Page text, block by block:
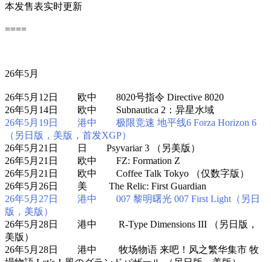
本发售表实时更新
====
26年5月
26年5月12日 欧中 8020号指令 Directive 8020
26年5月14日 欧中 Subnautica 2：异星水域
26年5月19日 港中 极限竞速 地平线6 Forza Horizon 6
（另日版，美版，首发XGP）
26年5月21日 日 Psyvariar 3 （另美版）
26年5月21日 欧中 FZ: Formation Z
26年5月21日 欧中 Coffee Talk Tokyo （仅数字版）
26年5月26日 美 The Relic: First Guardian
26年5月27日 港中 007 黎明曙光 007 First Light（另日
版，美版）
26年5月28日 港中 R-Type Dimensions III （另日版，
美版）
26年5月28日 港中 牧场物语 来吧！风之繁华集市 牧